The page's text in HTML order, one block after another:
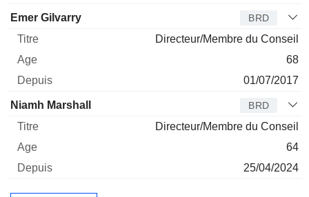
Emer Gilvarry BRD
Directeur/Membre du Conseil
68
01/07/2017
Niamh Marshall BRD
Directeur/Membre du Conseil
64
25/04/2024